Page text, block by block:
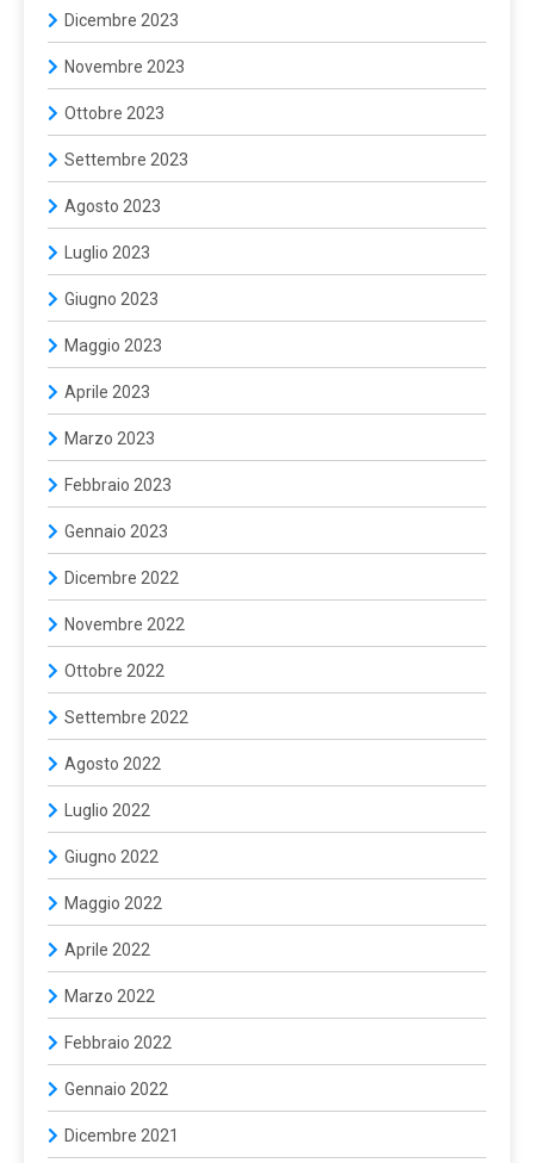
Dicembre 2023
Novembre 2023
Ottobre 2023
Settembre 2023
Agosto 2023
Luglio 2023
Giugno 2023
Maggio 2023
Aprile 2023
Marzo 2023
Febbraio 2023
Gennaio 2023
Dicembre 2022
Novembre 2022
Ottobre 2022
Settembre 2022
Agosto 2022
Luglio 2022
Giugno 2022
Maggio 2022
Aprile 2022
Marzo 2022
Febbraio 2022
Gennaio 2022
Dicembre 2021